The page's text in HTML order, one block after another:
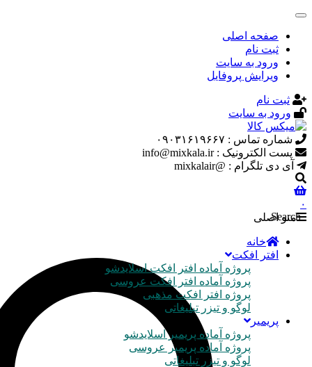
صفحه اصلی
ثبت نام
ورود به سایت
ویرایش پروفایل
ثبت نام
ورود به سایت
شماره تماس : ۰۹۰۳۱۶۱۹۶۶۷
پست الکترونیک : info@mixkala.ir
آی دی تلگرام : @mixkalair
۰
Search
منو اصلی
خانه
افتر افکت
پروژه آماده افتر افکت اسلایدشو
پروژه آماده افتر افکت عروسی
پروژه افتر افکت مذهبی
لوگو و تیزر تبلیغاتی
پریمیر
پروژه آماده پریمیر اسلایدشو
پروژه آماده پریمیر عروسی
لوگو و تیزر تبلیغاتی